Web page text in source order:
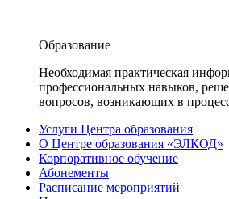
Образование
Необходимая практическая
профессиональных навыков,
вопросов, возникающих в
Услуги Центра образования
О Центре образования «ЭЛКОД»
Корпоративное обучение
Абонементы
Расписание мероприятий